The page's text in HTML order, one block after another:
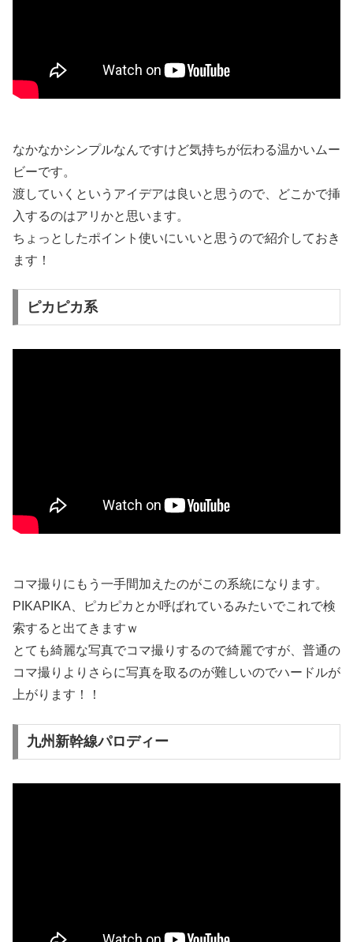
なかなかシンプルなんですけど気持ちが伝わる温かいムー
ビーです。
渡していくというアイデアは良いと思うので、どこかで挿
入するのはアリかと思います。
ちょっとしたポイント使いにいいと思うので紹介しておき
ます！
ピカピカ系
コマ撮りにもう一手間加えたのがこの系統になります。
PIKAPIKA、ピカピカとか呼ばれているみたいでこれで検
索すると出てきますｗ
とても綺麗な写真でコマ撮りするので綺麗ですが、普通の
コマ撮りよりさらに写真を取るのが難しいのでハードルが
上がります！！
九州新幹線パロディー